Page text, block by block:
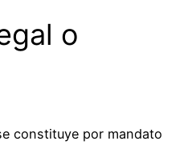
o
constituye por mandato